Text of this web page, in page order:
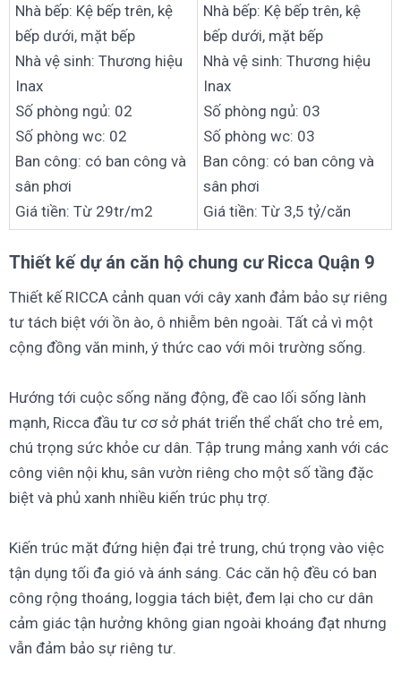
Nhà bếp: Kệ bếp trên, kệ
bếp dưới, mặt bếp
Nhà vệ sinh: Thương hiệu
Inax
Số phòng ngủ: 02
Số phòng wc: 02
Ban công: có ban công và
sân phơi
Giá tiền: Từ 29tr/m2
Nhà bếp: Kệ bếp trên, kệ
bếp dưới, mặt bếp
Nhà vệ sinh: Thương hiệu
Inax
Số phòng ngủ: 03
Số phòng wc: 03
Ban công: có ban công và
sân phơi
Giá tiền: Từ 3,5 tỷ/căn
Thiết kế dự án căn hộ chung cư Ricca Quận 9
Thiết kế RICCA cảnh quan với cây xanh đảm bảo sự riêng
tư tách biệt với ồn ào, ô nhiễm bên ngoài. Tất cả vì một
cộng đồng văn minh, ý thức cao với môi trường sống.
Hướng tới cuộc sống năng động, đề cao lối sống lành
mạnh, Ricca đầu tư cơ sở phát triển thể chất cho trẻ em,
chú trọng sức khỏe cư dân. Tập trung mảng xanh với các
công viên nội khu, sân vườn riêng cho một số tầng đặc
biệt và phủ xanh nhiều kiến trúc phụ trợ.
Kiến trúc mặt đứng hiện đại trẻ trung, chú trọng vào việc
tận dụng tối đa gió và ánh sáng. Các căn hộ đều có ban
công rộng thoáng, loggia tách biệt, đem lại cho cư dân
cảm giác tận hưởng không gian ngoài khoáng đạt nhưng
vẫn đảm bảo sự riêng tư.